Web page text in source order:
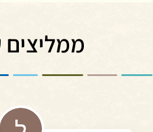
ממליצים